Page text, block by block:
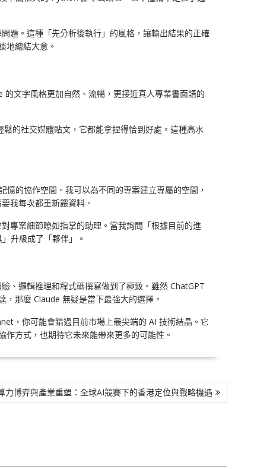
題。這種「先分析後執行」的風格，讓輸出結果的正確
地總結大意。
文字風格更加自然、流暢，更接近真人專業書面語的
的社交媒體貼文，它都能拿捏得恰到好處。這種高水
的協作空間。我可以為不同的專案建立專屬的空間，
我每次都重新餵資料。
專案細節瞭如指掌的助理。當我詢問「根據目前的進
升級成了「夥伴」。
、邏輯推理和程式碼撰寫做到了極致。雖然 ChatGPT
那麼 Claude 無疑是當下最強大的選擇。
，你可能會錯過目前市場上最尖端的 AI 技術結晶。它
方式，也期待它未來能帶來更多的可能性。
力博弈與產業重塑：全球AI競賽下的香港定位與戰略機遇